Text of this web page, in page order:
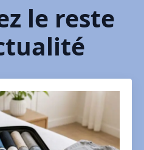
le reste